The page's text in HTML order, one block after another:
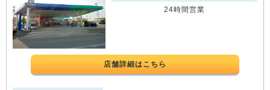
24時間営業
店舗詳細はこちら